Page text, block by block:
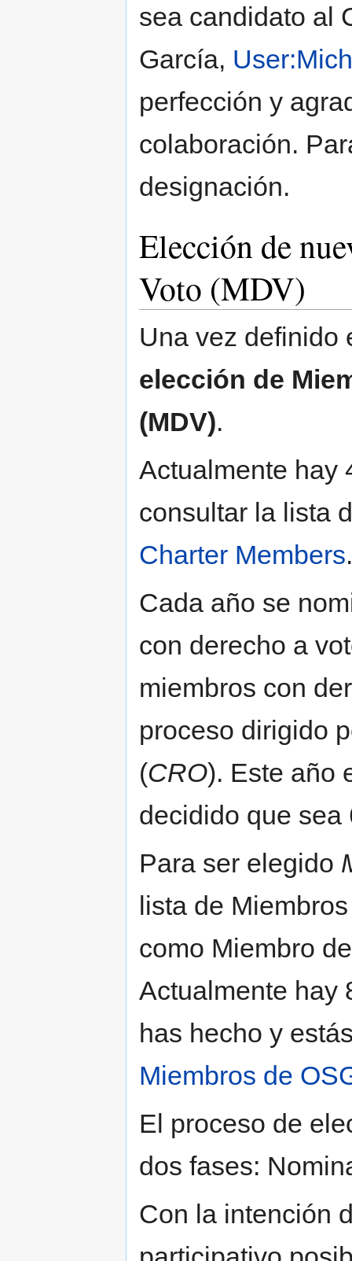
sea candidato al
García,
perfección y
colaboración.
designación.
Elección de
Voto (MDV)
Una vez definido
elección de
(MDV).
Actualmente hay
consultar la lista
Charter Members.
Cada año se
con derecho a
miembros con
proceso dirigido
(CRO). Este año
decidido que
Para ser elegido
lista de
como Miembro
Actualmente hay
has hecho y
Miembros de
El proceso de
dos fases:
Con la intención